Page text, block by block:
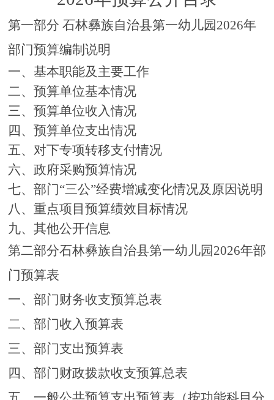
第一部分 石林彝族自治县第一幼儿园2026年
部门预算编制说明
一、基本职能及主要工作
二、预算单位基本情况
三、预算单位收入情况
四、预算单位支出情况
五、对下专项转移支付情况
六、政府采购预算情况
七、部门“三公”经费增减变化情况及原因说明
八、重点项目预算绩效目标情况
九、其他公开信息
第二部分石林彝族自治县第一幼儿园2026年部
门预算表
一、部门财务收支预算总表
二、部门收入预算表
三、部门支出预算表
四、部门财政拨款收支预算总表